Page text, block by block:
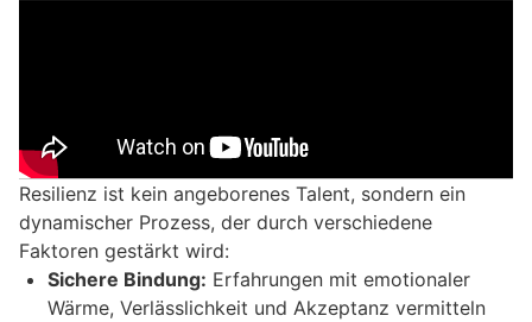
Resilienz ist kein angeborenes Talent, sondern ein
dynamischer Prozess, der durch verschiedene
Faktoren gestärkt wird:
Sichere Bindung: Erfahrungen mit emotionaler
Wärme, Verlässlichkeit und Akzeptanz vermitteln